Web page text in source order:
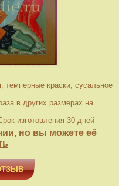
темперные краски, сусальное
в других размерах на
изготовления 30 дней
но вы можете её